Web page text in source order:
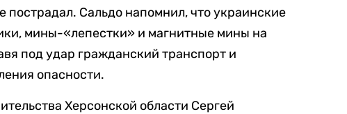
Сальдо напомнил, что украинские
мины-«лепестки» и магнитные мины на
под удар гражданский транспорт и
опасности.
Херсонской области Сергей